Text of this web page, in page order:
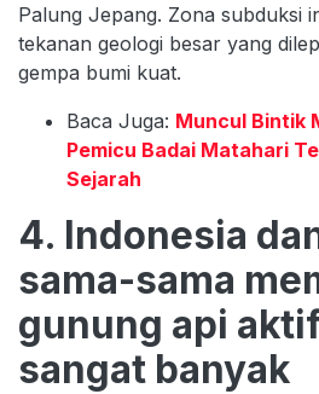
Palung Jepang. Zona subduksi
tekanan geologi besar yang
gempa bumi kuat.
Baca Juga: Muncul Bintik
Pemicu Badai Matahari
Sejarah
4. Indonesia
sama-sama
gunung api
sangat banyak